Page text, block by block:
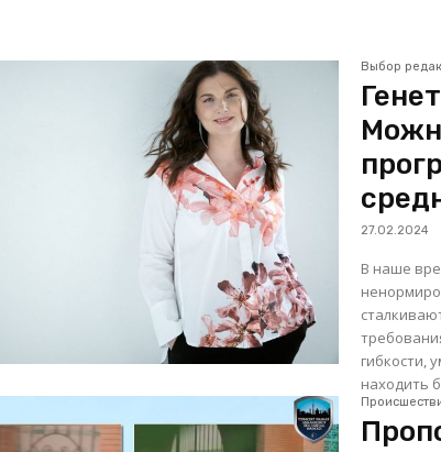
Выбор
27.02.2024
В наше
гибкости,
находить